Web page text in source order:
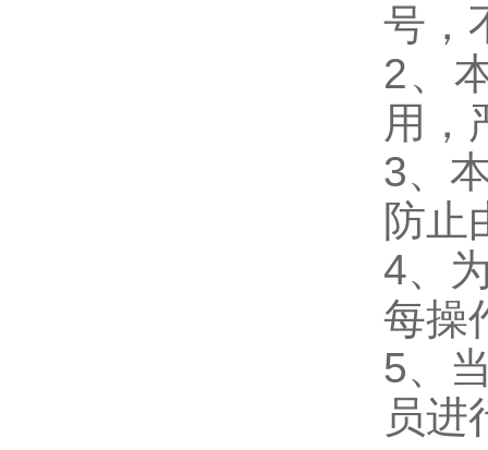
号
2、
用，
3、
防
4、
每操
5、
员进